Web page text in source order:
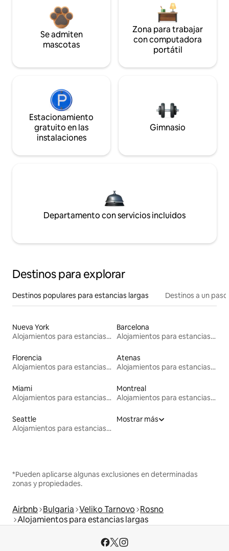
Se admiten
mascotas
Zona para trabajar
con computadora
portátil
Estacionamiento
gratuito en las
instalaciones
Gimnasio
Departamento con servicios incluidos
Destinos para explorar
Destinos populares para estancias largas Destinos a un
Nueva York
Alojamientos para estancias largas
Barcelona
Alojamientos para estancias largas
Florencia
Alojamientos para estancias largas
Atenas
Alojamientos para estancias largas
Miami
Alojamientos para estancias largas
Montreal
Alojamientos para estancias largas
Seattle
Alojamientos para estancias largas
Mostrar más
*Pueden aplicarse algunas exclusiones en determinadas
zonas y propiedades.
Airbnb Bulgaria Veliko Tarnovo Rosno
Alojamientos para estancias largas